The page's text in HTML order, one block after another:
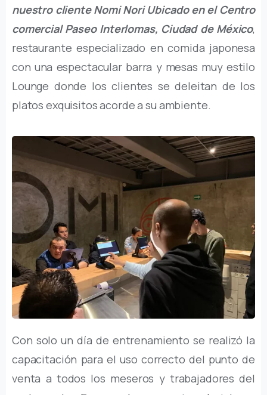
nuestro cliente Nomi Nori Ubicado en el Centro
comercial Paseo Interlomas, Ciudad de México,
restaurante especializado en comida japonesa
con una espectacular barra y mesas muy estilo
Lounge donde los clientes se deleitan de los
platos exquisitos acorde a su ambiente.
Con solo un día de entrenamiento se realizó la
capacitación para el uso correcto del punto de
venta a todos los meseros y trabajadores del